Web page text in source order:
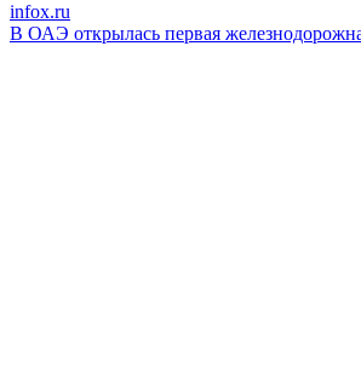
infox.ru
В ОАЭ открылась первая